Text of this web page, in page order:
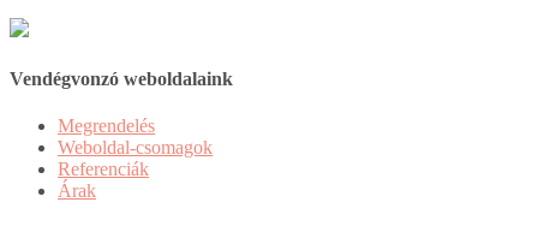
Vendégvonzó weboldalaink
Megrendelés
Weboldal-csomagok
Referenciák
Árak